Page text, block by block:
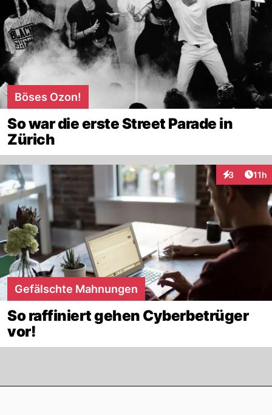
Böses Ozon!
So war die erste Street Parade in
Zürich
3 11h
Gefälschte Mahnungen
So raffiniert gehen Cyberbetrüger
vor!